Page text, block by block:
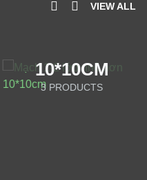
VIEW ALL
10*10CM
3 PRODUCTS